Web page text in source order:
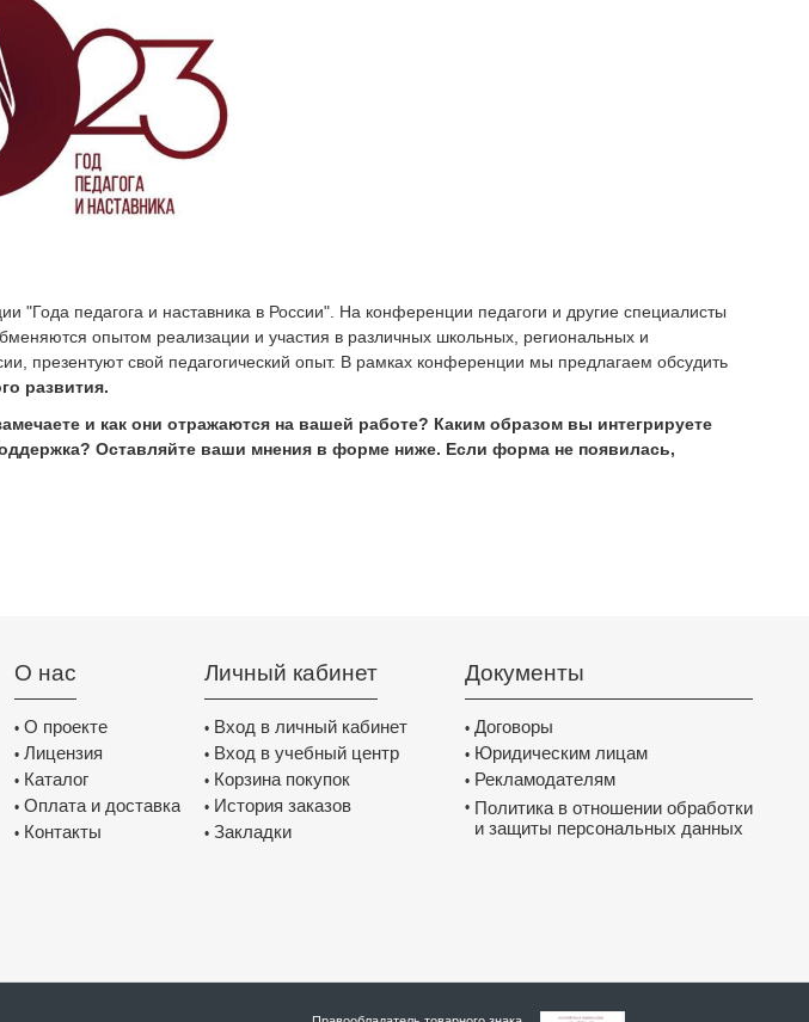
педагога и наставника в России". На конференции педагоги и другие специалисты
опытом реализации и участия в различных школьных, региональных и
презентуют свой педагогический опыт. В рамках конференции мы предлагаем обсудить
развития.
и как они отражаются на вашей работе? Каким образом вы интегрируете
Оставляйте ваши мнения в форме ниже. Если форма не появилась,
О нас
• О проекте
• Лицензия
• Каталог
• Оплата и доставка
• Контакты
Личный кабинет
• Вход в личный кабинет
• Вход в учебный центр
• Корзина покупок
• История заказов
• Закладки
Документы
• Договоры
• Юридическим лицам
• Рекламодателям
• Политика в отношении обработки
и защиты персональных данных